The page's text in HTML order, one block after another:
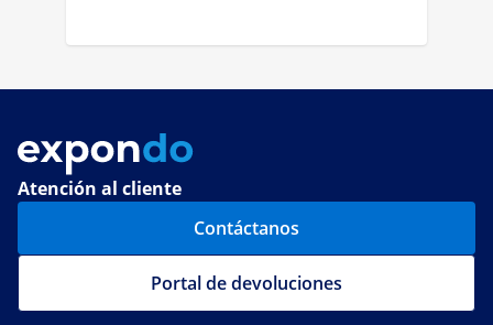
Atención al cliente
Contáctanos
Portal de devoluciones